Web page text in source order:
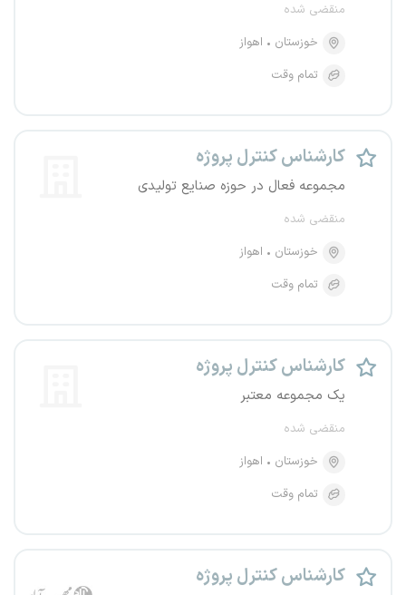
منقضی شده
خوزستان
اهواز
تمام وقت
کارشناس کنترل پروژه
مجموعه فعال در حوزه صنایع تولیدی
منقضی شده
خوزستان
اهواز
تمام وقت
کارشناس کنترل پروژه
یک مجموعه معتبر
منقضی شده
خوزستان
اهواز
تمام وقت
کارشناس کنترل پروژه